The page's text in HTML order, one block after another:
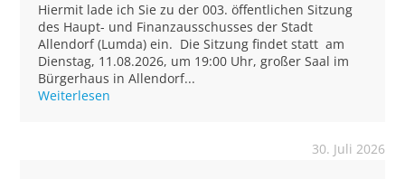
Hiermit lade ich Sie zu der 003. öffentlichen Sitzung
des Haupt- und Finanzausschusses der Stadt
Allendorf (Lumda) ein. Die Sitzung findet statt am
Dienstag, 11.08.2026, um 19:00 Uhr, großer Saal im
Bürgerhaus in Allendorf...
Weiterlesen
30. Juli 2026